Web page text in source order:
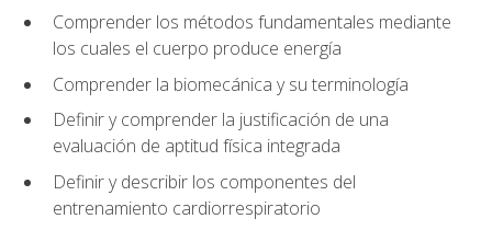
Comprender los métodos fundamentales mediante
los cuales el cuerpo produce energía
Comprender la biomecánica y su terminología
Definir y comprender la justificación de una
evaluación de aptitud física integrada
Definir y describir los componentes del
entrenamiento cardiorrespiratorio